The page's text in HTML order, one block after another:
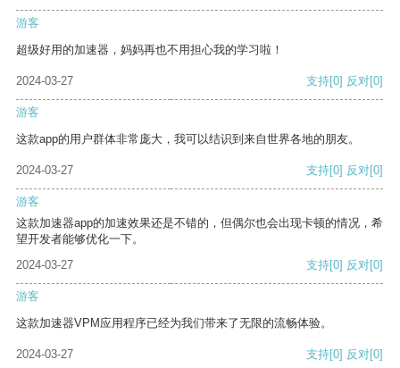
游客
超级好用的加速器，妈妈再也不用担心我的学习啦！
2024-03-27 支持[0] 反对[0]
游客
这款app的用户群体非常庞大，我可以结识到来自世界各地的朋友。
2024-03-27 支持[0] 反对[0]
游客
这款加速器app的加速效果还是不错的，但偶尔也会出现卡顿的情况，希
望开发者能够优化一下。
2024-03-27
支持[0] 反对[0]
游客
这款加速器VPM应用程序已经为我们带来了无限的流畅体验。
2024-03-27 支持[0] 反对[0]